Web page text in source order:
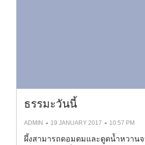
ธรรมะวันนี้
ADMIN - 19 JANUARY 2017 - 10:57 PM
ผึ้งสามารถดอมดมและดูดน้ำหวาน